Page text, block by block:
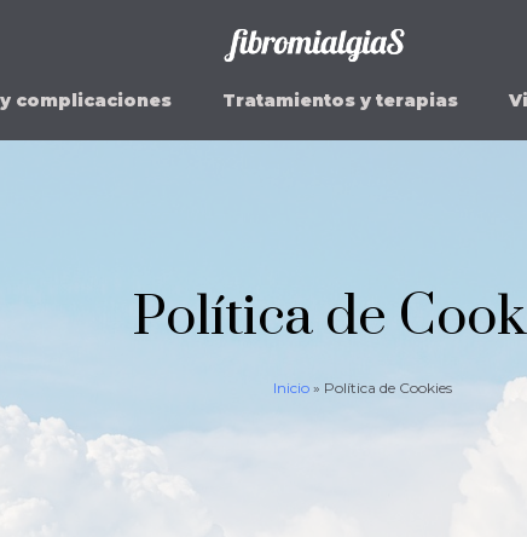
complicaciones Tratamientos y terapias
Política de
Inicio » Política de Cookies